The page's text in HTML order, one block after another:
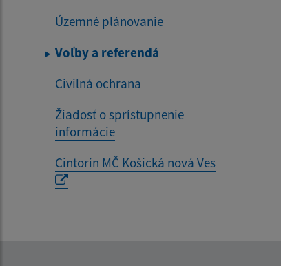
Územné plánovanie
Voľby a referendá
Civilná ochrana
Žiadosť o sprístupnenie
informácie
Cintorín MČ Košická nová Ves